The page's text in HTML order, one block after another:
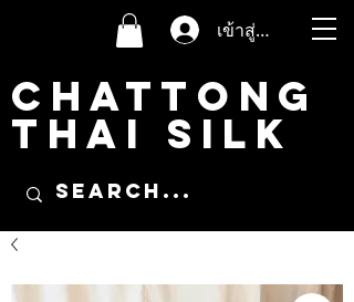
เข้าสู่ระบบ
CHATTONG
THAI SILK